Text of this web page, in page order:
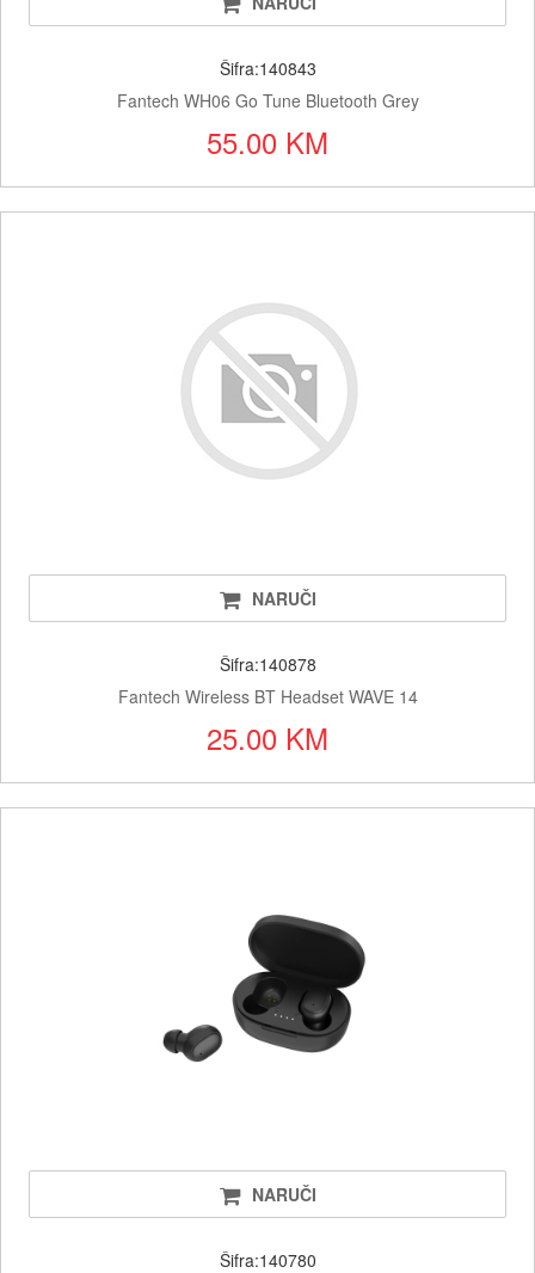
Šifra:140843
Fantech WH06 Go Tune Bluetooth Grey
55.00 KM
NARUČI
Šifra:140878
Fantech Wireless BT Headset WAVE 14
25.00 KM
NARUČI
Šifra:140780